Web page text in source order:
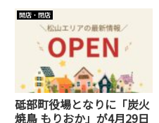
開店・閉店
砥部町役場となりに「炭火
焼鳥 もりおか」が4月29日